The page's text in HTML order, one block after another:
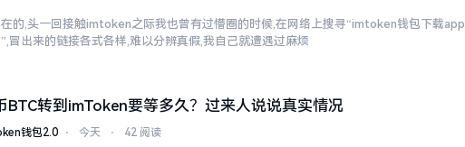
的,头一回接触imtoken之际我也曾有过懵圈的时候,在网络上搜寻“imtoken钱包下载app
冒出来的链接各式各样,难以分辨真假,我自己就遭遇过麻烦
BTC转到imToken要等多久？过来人说说真实情况
钱包2.0 ⋅ 今天 ⋅ 42 阅读